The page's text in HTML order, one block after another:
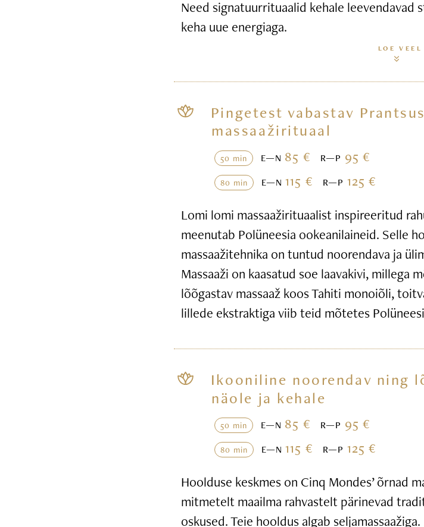
Need signatuurrituaalid kehale leevendavad
keha uue energiaga.
LOE VEEL
Pingetest vabastav
massaažirituaal
50 min E—N 85 € R—P 95 €
80 min E—N115 € R—P 125 €
Lomi lomi massaažirituaalist inspireeritud
meenutab Polüneesia ookeanilaineid. Selle
massaažitehnika on tuntud noorendava ja
Massaaži on kaasatud soe laavakivi, millega
lõõgastav massaaž koos Tahiti monoiõli,
lillede ekstraktiga viib teid mõtetes
Ikooniline noorendav ning
näole ja kehale
50 min E—N 85 € R—P 95 €
80 min E—N115 € R—P 125 €
Hoolduse keskmes on Cinq Mondes’ õrnad
mitmetelt maailma rahvastelt pärinevad
oskused. Teie hooldus algab